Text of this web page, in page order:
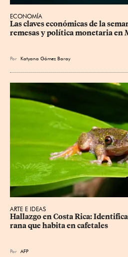
ECONOMÍA
Las claves económicas de la
remesas y política monetaria en
Por Katyana Gómez Baray
ARTE E IDEAS
Hallazgo en Costa Rica:
rana que habita en cafetales
Por AFP